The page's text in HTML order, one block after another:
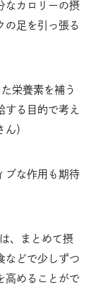
なカロリーの摂
の足を引っ張る
栄養素を補う
する目的で考え
）
ブな作用も期待
、まとめて摂
などで少しずつ
高めることがで